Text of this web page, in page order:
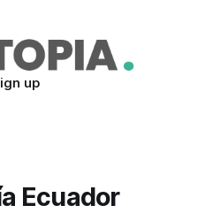
up
Ecuador